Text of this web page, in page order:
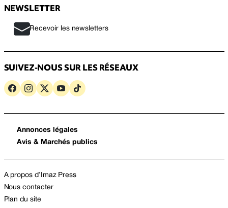
NEWSLETTER
Recevoir les newsletters
SUIVEZ-NOUS SUR LES RÉSEAUX
Annonces légales
Avis & Marchés publics
A propos d’Imaz Press
Nous contacter
Plan du site